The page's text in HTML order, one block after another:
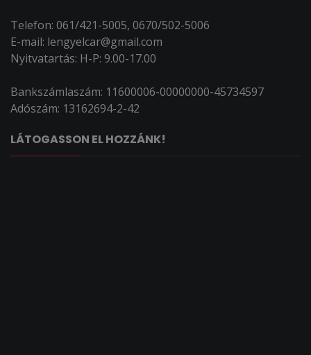
Telefon: 061/421-5005, 0670/502-5006
E-mail: lengyelcar@gmail.com
Nyitvatartás: H-P: 9.00-17.00
Bankszámlaszám: 11600006-00000000-45734597
Adószám: 13162694-2-42
LÁTOGASSON EL HOZZÁNK!